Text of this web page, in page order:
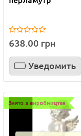
638.00 грн
Уведомить
Знято з виробництва